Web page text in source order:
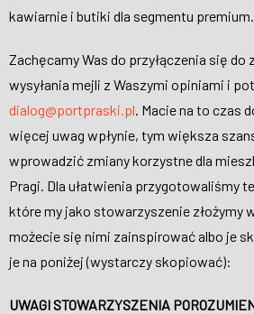
kawiarnie i butiki dla segmentu premium.
Zachęcamy Was do przyłączenia się do
wysyłania mejli z Waszymi opiniami i
dialog@portpraski.pl. Macie na to czas
więcej uwag wpłynie, tym większa
wprowadzić zmiany korzystne dla
Pragi. Dla ułatwienia przygotowaliśmy
które my jako stowarzyszenie złożymy
możecie się nimi zainspirować albo je
je na poniżej (wystarczy skopiować):
UWAGI STOWARZYSZENIA